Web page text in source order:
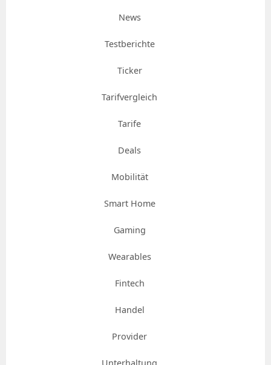
News
Testberichte
Ticker
Tarifvergleich
Tarife
Deals
Mobilität
Smart Home
Gaming
Wearables
Fintech
Handel
Provider